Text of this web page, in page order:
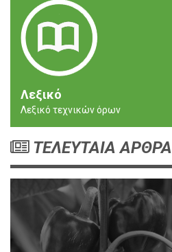
Λεξικό
Λεξικό τεχνικών όρων
ΤΕΛΕΥΤΑΙΑ ΑΡΘΡΑ